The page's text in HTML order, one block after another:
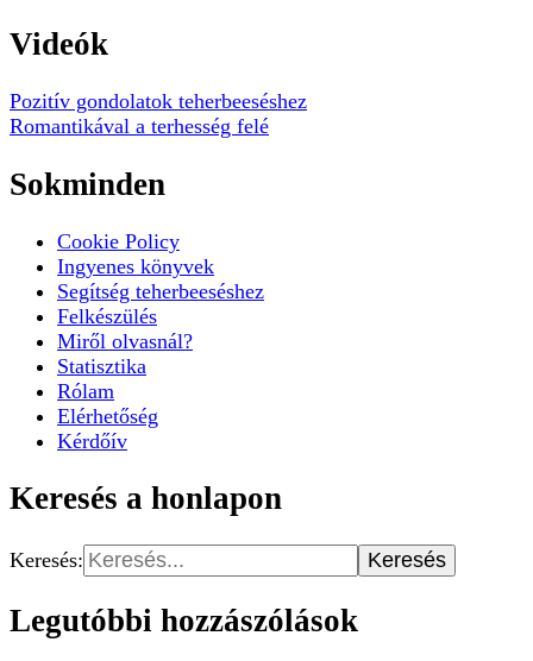
Videók
Pozitív gondolatok teherbeeséshez
Romantikával a terhesség felé
Sokminden
Cookie Policy
Ingyenes könyvek
Segítség teherbeeséshez
Felkészülés
Miről olvasnál?
Statisztika
Rólam
Elérhetőség
Kérdőív
Keresés a honlapon
Keresés:
Legutóbbi hozzászólások